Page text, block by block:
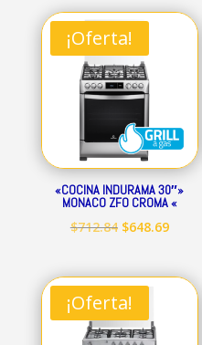
original
era:
$399.50.
actual
¡Oferta!
«COCINA INDURAMA 30″»
MONACO ZFO CROMA «
$712.84 El
original
era:
$712.84.
$648.69El
actual
¡Oferta!